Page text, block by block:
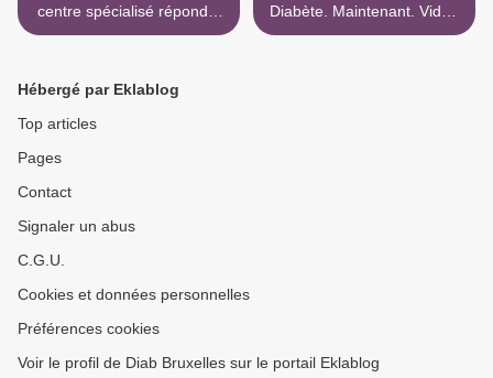
centre spécialisé répond à
la demande croissante des
Diabète. Maintenant. Vidéo
Participative >
Hébergé par Eklablog
Top articles
Pages
Contact
Signaler un abus
C.G.U.
Cookies et données personnelles
Préférences cookies
Voir le profil de Diab Bruxelles sur le portail Eklablog